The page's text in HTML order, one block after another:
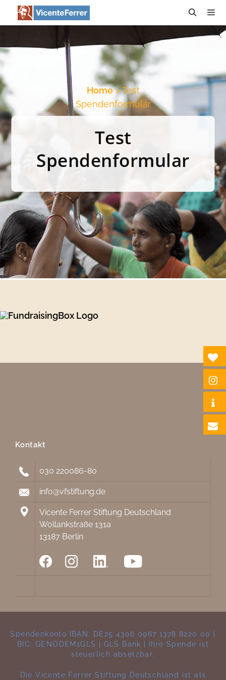
Zum
Inhalt
Menü
Home> Test
Spendenformular
Test
Spendenformular
Kontakt
030 220086-80
info@vfstiftung.de
Vicente Ferrer Stiftung Deutschland
Wollankstraße 131a
13187 Berlin
Spendenkonto IBAN: DE25 4306 0967 1378 8220 00 |
BIC: GENODEM1GLS | GLS Bank | Ihre Spende ist
steuerlich absetzbar.
Die Vicente Ferrer Stiftung Deutschland ist als